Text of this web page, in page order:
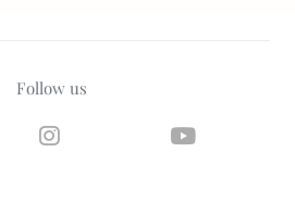
Follow us